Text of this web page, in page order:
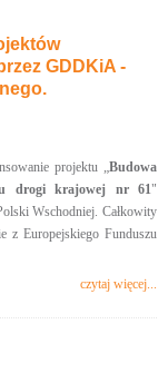
GDDKiA -
projektu „Budowa
drogi krajowej nr 61"
Wschodniej. Całkowity
z Europejskiego Funduszu
czytaj więcej...